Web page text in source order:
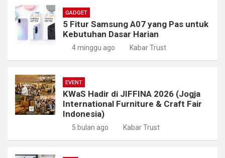
GADGET
5 Fitur Samsung A07 yang Pas untuk
Kebutuhan Dasar Harian
4 minggu ago Kabar Trust
EVENT
KWaS Hadir di JIFFINA 2026 (Jogja
International Furniture & Craft Fair
Indonesia)
5 bulan ago Kabar Trust